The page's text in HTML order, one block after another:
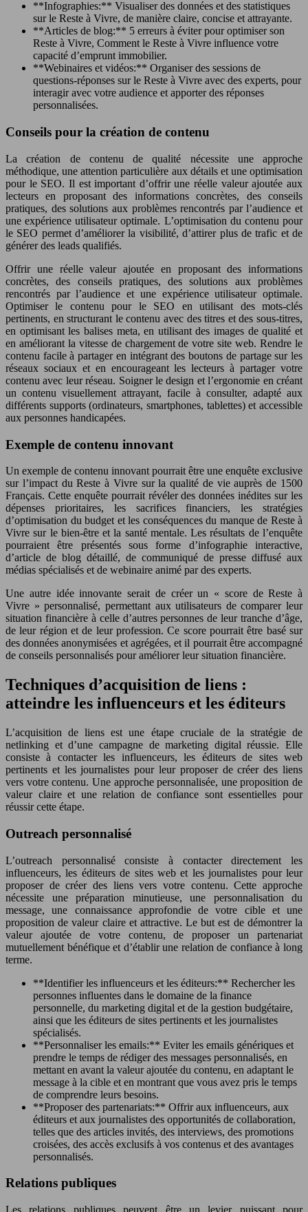
**Infographies:** Visualiser des données et des statistiques
sur le Reste à Vivre, de manière claire, concise et attrayante.
**Articles de blog:** 5 erreurs à éviter pour optimiser son
Reste à Vivre, Comment le Reste à Vivre influence votre
capacité d’emprunt immobilier.
**Webinaires et vidéos:** Organiser des sessions de
questions-réponses sur le Reste à Vivre avec des experts, pour
interagir avec votre audience et apporter des réponses
personnalisées.
Conseils pour la création de contenu
La création de contenu de qualité nécessite une approche
méthodique, une attention particulière aux détails et une optimisation
pour le SEO. Il est important d’offrir une réelle valeur ajoutée aux
lecteurs en proposant des informations concrètes, des conseils
pratiques, des solutions aux problèmes rencontrés par l’audience et
une expérience utilisateur optimale. L’optimisation du contenu pour
le SEO permet d’améliorer la visibilité, d’attirer plus de trafic et de
générer des leads qualifiés.
Offrir une réelle valeur ajoutée en proposant des informations
concrètes, des conseils pratiques, des solutions aux problèmes
rencontrés par l’audience et une expérience utilisateur optimale.
Optimiser le contenu pour le SEO en utilisant des mots-clés
pertinents, en structurant le contenu avec des titres et des sous-titres,
en optimisant les balises meta, en utilisant des images de qualité et
en améliorant la vitesse de chargement de votre site web. Rendre le
contenu facile à partager en intégrant des boutons de partage sur les
réseaux sociaux et en encourageant les lecteurs à partager votre
contenu avec leur réseau. Soigner le design et l’ergonomie en créant
un contenu visuellement attrayant, facile à consulter, adapté aux
différents supports (ordinateurs, smartphones, tablettes) et accessible
aux personnes handicapées.
Exemple de contenu innovant
Un exemple de contenu innovant pourrait être une enquête exclusive
sur l’impact du Reste à Vivre sur la qualité de vie auprès de 1500
Français. Cette enquête pourrait révéler des données inédites sur les
dépenses prioritaires, les sacrifices financiers, les stratégies
d’optimisation du budget et les conséquences du manque de Reste à
Vivre sur le bien-être et la santé mentale. Les résultats de l’enquête
pourraient être présentés sous forme d’infographie interactive,
d’article de blog détaillé, de communiqué de presse diffusé aux
médias spécialisés et de webinaire animé par des experts.
Une autre idée innovante serait de créer un « score de Reste à
Vivre » personnalisé, permettant aux utilisateurs de comparer leur
situation financière à celle d’autres personnes de leur tranche d’âge,
de leur région et de leur profession. Ce score pourrait être basé sur
des données anonymisées et agrégées, et il pourrait être accompagné
de conseils personnalisés pour améliorer leur situation financière.
Techniques d’acquisition de liens :
atteindre les influenceurs et les éditeurs
L’acquisition de liens est une étape cruciale de la stratégie de
netlinking et d’une campagne de marketing digital réussie. Elle
consiste à contacter les influenceurs, les éditeurs de sites web
pertinents et les journalistes pour leur proposer de créer des liens
vers votre contenu. Une approche personnalisée, une proposition de
valeur claire et une relation de confiance sont essentielles pour
réussir cette étape.
Outreach personnalisé
L’outreach personnalisé consiste à contacter directement les
influenceurs, les éditeurs de sites web et les journalistes pour leur
proposer de créer des liens vers votre contenu. Cette approche
nécessite une préparation minutieuse, une personnalisation du
message, une connaissance approfondie de votre cible et une
proposition de valeur claire et attractive. Le but est de démontrer la
valeur ajoutée de votre contenu, de proposer un partenariat
mutuellement bénéfique et d’établir une relation de confiance à long
terme.
**Identifier les influenceurs et les éditeurs:** Rechercher les
personnes influentes dans le domaine de la finance
personnelle, du marketing digital et de la gestion budgétaire,
ainsi que les éditeurs de sites pertinents et les journalistes
spécialisés.
**Personnaliser les emails:** Eviter les emails génériques et
prendre le temps de rédiger des messages personnalisés, en
mettant en avant la valeur ajoutée du contenu, en adaptant le
message à la cible et en montrant que vous avez pris le temps
de comprendre leurs besoins.
**Proposer des partenariats:** Offrir aux influenceurs, aux
éditeurs et aux journalistes des opportunités de collaboration,
telles que des articles invités, des interviews, des promotions
croisées, des accès exclusifs à vos contenus et des avantages
personnalisés.
Relations publiques
Les relations publiques peuvent être un levier puissant pour